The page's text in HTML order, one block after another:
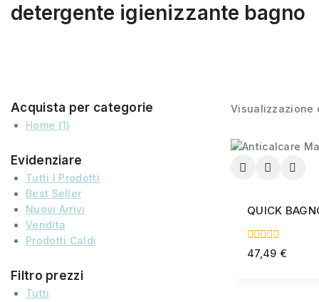
detergente igienizzante bagno
Visualizzazione
QUICK
0
out
47,49 €
Acquista per categorie
Home (1)
Evidenziare
Tutti I Prodotti
Best Seller
Nuovi Arrivi
Vendita
Prodotti Caldi
Filtro prezzi
Tutti